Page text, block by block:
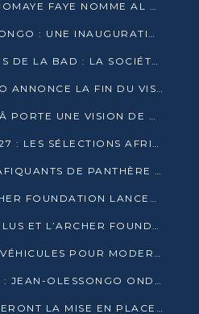
SÉNÉGAL : BASSIROU DIOMAYE FAYE NOMME AL AMINOU LÔ PREMIER MINISTRE
MUSÉE NATIONAL DU CONGO : UNE INAUGURATION PORTEUSE D’ESPOIR POUR LA CULTURE
ASSEMBLÉES ANNUELLES DE LA BAD : LA SOCIÉTÉ CIVILE CONGOLAISE À LA RECHERCHE DE PARTENAIRES POUR SES PROJETS
DENIS SASSOU-NGUESSO ANNONCE LA FIN DU VISA POUR LES AFRICAINS EN 2027
OIF : LE DR. COUMBA BÂ PORTE UNE VISION DE DIALOGUE, DE STABILITÉ ET DE RÉFORME À LA TÊTE
ÉLIMINATOIRES CAN 2027 : LES SÉLECTIONS AFRICAINES CONNAISSENT LEURS ADVERSAIRES
QUATRE PRÉSUMÉS TRAFIQUANTS DE PANTHÈRE ARRÊTÉS À EWO
EWAWA PLUS ET L’ARCHER FOUNDATION LANCENT UN CAMP DE BASKET POUR LES JEUNES À BRAZZAVILLE
BASKETBALL: EWAWA PLUS ET L’ARCHER FOUNDATION LANCENT UN CAMP POUR LES JEUNES
AGL CONGO LIVRE 270 VÉHICULES POUR MODERNISER LE TRANSPORT URBAIN
PASSEPORT AU CONGO : JEAN-OLESSONGO ONDAYE VEUT METTRE FIN AUX LENTEURS ADMINISTRATIVES
LES ÉTATS-UNIS FINANCERONT LA MISE EN PLACE DE JUSQU’À 50 CLINIQUES DE LUTTE CONTRE L’EBOLA